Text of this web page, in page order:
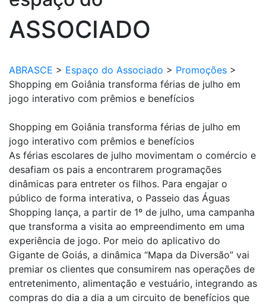
ASSOCIADO
ABRASCE > Espaço do Associado > Promoções >
Shopping em Goiânia transforma férias de julho em
jogo interativo com prêmios e benefícios
Shopping em Goiânia transforma férias de julho em
jogo interativo com prêmios e benefícios
As férias escolares de julho movimentam o comércio e
desafiam os pais a encontrarem programações
dinâmicas para entreter os filhos. Para engajar o
público de forma interativa, o Passeio das Águas
Shopping lança, a partir de 1º de julho, uma campanha
que transforma a visita ao empreendimento em uma
experiência de jogo. Por meio do aplicativo do
Gigante de Goiás, a dinâmica “Mapa da Diversão” vai
premiar os clientes que consumirem nas operações de
entretenimento, alimentação e vestuário, integrando as
compras do dia a dia a um circuito de benefícios que